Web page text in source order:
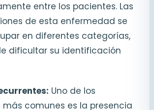
entre los pacientes. Las
de esta enfermedad se
en diferentes categorías,
dificultar su identificación
Uno de los
comunes es la presencia